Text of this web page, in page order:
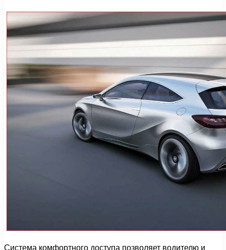
Система комфортного доступа позволяет водителю и